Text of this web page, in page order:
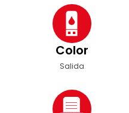
Color
Salida